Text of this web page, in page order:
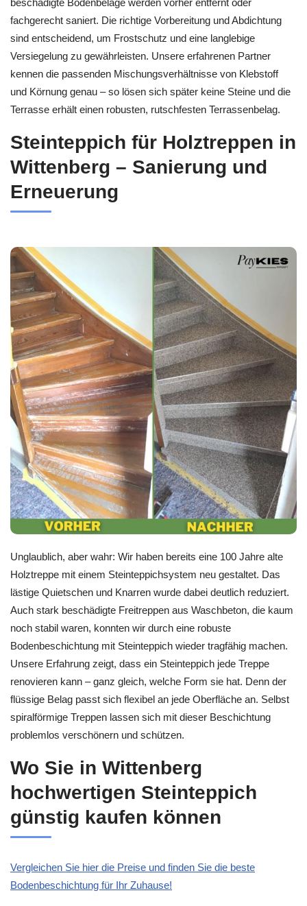
beschädigte Bodenbeläge werden vorher entfernt oder
fachgerecht saniert. Die richtige Vorbereitung und Abdichtung
sind entscheidend, um Frostschutz und eine langlebige
Versiegelung zu gewährleisten. Unsere erfahrenen Partner
kennen die passenden Mischungsverhältnisse von Klebstoff
und Körnung genau – so lösen sich später keine Steine und die
Terrasse erhält einen robusten, rutschfesten Terrassenbelag.
Steinteppich für Holztreppen in
Wittenberg – Sanierung und
Erneuerung
Unglaublich, aber wahr: Wir haben bereits eine 100 Jahre alte
Holztreppe mit einem Steinteppichsystem neu gestaltet. Das
lästige Quietschen und Knarren wurde dabei deutlich reduziert.
Auch stark beschädigte Freitreppen aus Waschbeton, die kaum
noch stabil waren, konnten wir durch eine robuste
Bodenbeschichtung mit Steinteppich wieder tragfähig machen.
Unsere Erfahrung zeigt, dass ein Steinteppich jede Treppe
renovieren kann – ganz gleich, welche Form sie hat. Denn der
flüssige Belag passt sich flexibel an jede Oberfläche an. Selbst
spiralförmige Treppen lassen sich mit dieser Beschichtung
problemlos verschönern und schützen.
Wo Sie in Wittenberg
hochwertigen Steinteppich
günstig kaufen können
Vergleichen Sie hier die Preise und finden Sie die beste
Bodenbeschichtung für Ihr Zuhause!